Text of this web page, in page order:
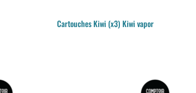
Cartouches Kiwi (x3) Kiwi vapor